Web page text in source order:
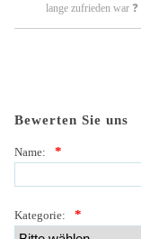
lange zufrieden war ❓
Bewerten Sie uns
Name: *
Kategorie: *